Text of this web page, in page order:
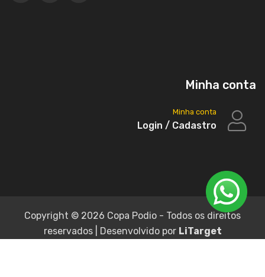
Minha conta
Minha conta
Login / Cadastro
Copyright © 2026 Copa Podio - Todos os direitos
reservados | Desenvolvido por LiTarget